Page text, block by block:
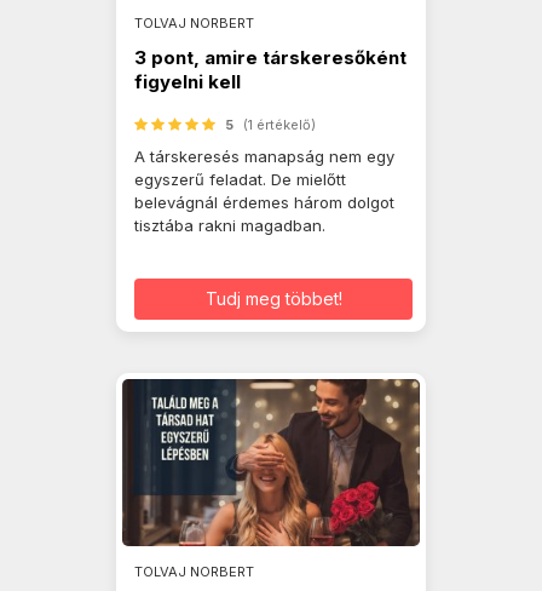
TOLVAJ NORBERT
3 pont, amire társkeresőként
figyelni kell
5 (1 értékelő)
A társkeresés manapság nem egy
egyszerű feladat. De mielőtt
belevágnál érdemes három dolgot
tisztába rakni magadban.
Tudj meg többet!
TOLVAJ NORBERT